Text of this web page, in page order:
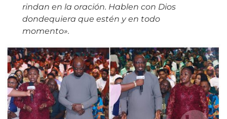
rindan en la oración. Hablen con Dios
dondequiera que estén y en todo
momento».